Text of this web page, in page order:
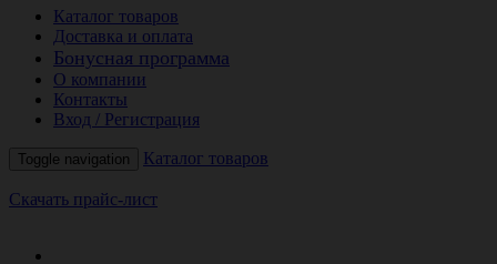
Каталог товаров
Доставка и оплата
Бонусная программа
О компании
Контакты
Вход / Регистрация
Toggle navigation Каталог товаров
Скачать прайс-лист